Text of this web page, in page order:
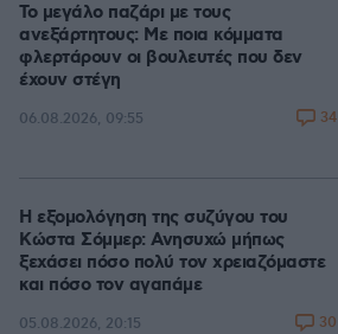
Το μεγάλο παζάρι με τους
ανεξάρτητους: Με ποια κόμματα
φλερτάρουν οι βουλευτές που δεν
έχουν στέγη
06.08.2026, 09:55 34
Η εξομολόγηση της συζύγου του
Κώστα Σόμμερ: Ανησυχώ μήπως
ξεχάσει πόσο πολύ τον χρειαζόμαστε
και πόσο τον αγαπάμε
05.08.2026, 20:15 30